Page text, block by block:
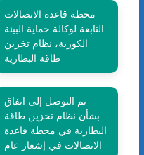
محطة قاعدة الاتصالات
التابعة لوكالة حماية البيئة
الكورية، نظام تخزين
طاقة البطارية
تم التوصل إلى اتفاق
بشأن نظام تخزين طاقة
البطارية في محطة قاعدة
الاتصالات في إشعار عام